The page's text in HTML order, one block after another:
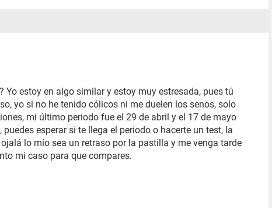
Yo estoy en algo similar y estoy muy estresada, pues tú
yo si no he tenido cólicos ni me duelen los senos, solo
mi último periodo fue el 29 de abril y el 17 de mayo
esperar si te llega el periodo o hacerte un test, la
lo mío sea un retraso por la pastilla y me venga tarde
mi caso para que compares.